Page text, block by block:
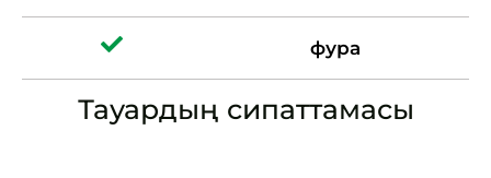
фура
Тауардың сипаттамасы